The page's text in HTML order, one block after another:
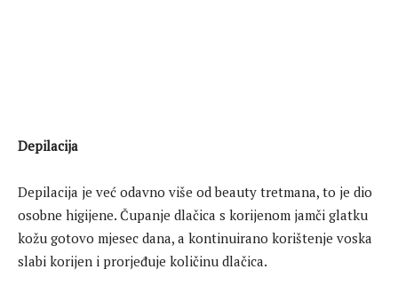
Depilacija
Depilacija je već odavno više od beauty tretmana, to je dio
osobne higijene. Čupanje dlačica s korijenom jamči glatku
kožu gotovo mjesec dana, a kontinuirano korištenje voska
slabi korijen i prorjeđuje količinu dlačica.